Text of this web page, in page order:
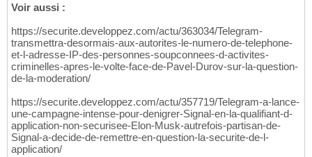
Voir aussi :
https://securite.developpez.com/actu/363034/Telegram-
transmettra-desormais-aux-autorites-le-numero-de-telephone-
et-l-adresse-IP-des-personnes-soupconnees-d-activites-
criminelles-apres-le-volte-face-de-Pavel-Durov-sur-la-question-
de-la-moderation/
https://securite.developpez.com/actu/357719/Telegram-a-lance-
une-campagne-intense-pour-denigrer-Signal-en-la-qualifiant-d-
application-non-securisee-Elon-Musk-autrefois-partisan-de-
Signal-a-decide-de-remettre-en-question-la-securite-de-l-
application/